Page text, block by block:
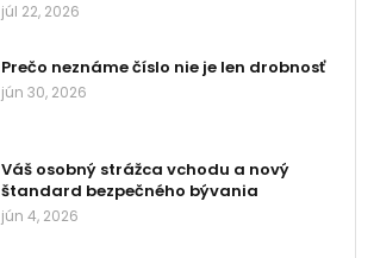
júl 22, 2026
Prečo neznáme číslo nie je len drobnosť
jún 30, 2026
Váš osobný strážca vchodu a nový
štandard bezpečného bývania
jún 4, 2026